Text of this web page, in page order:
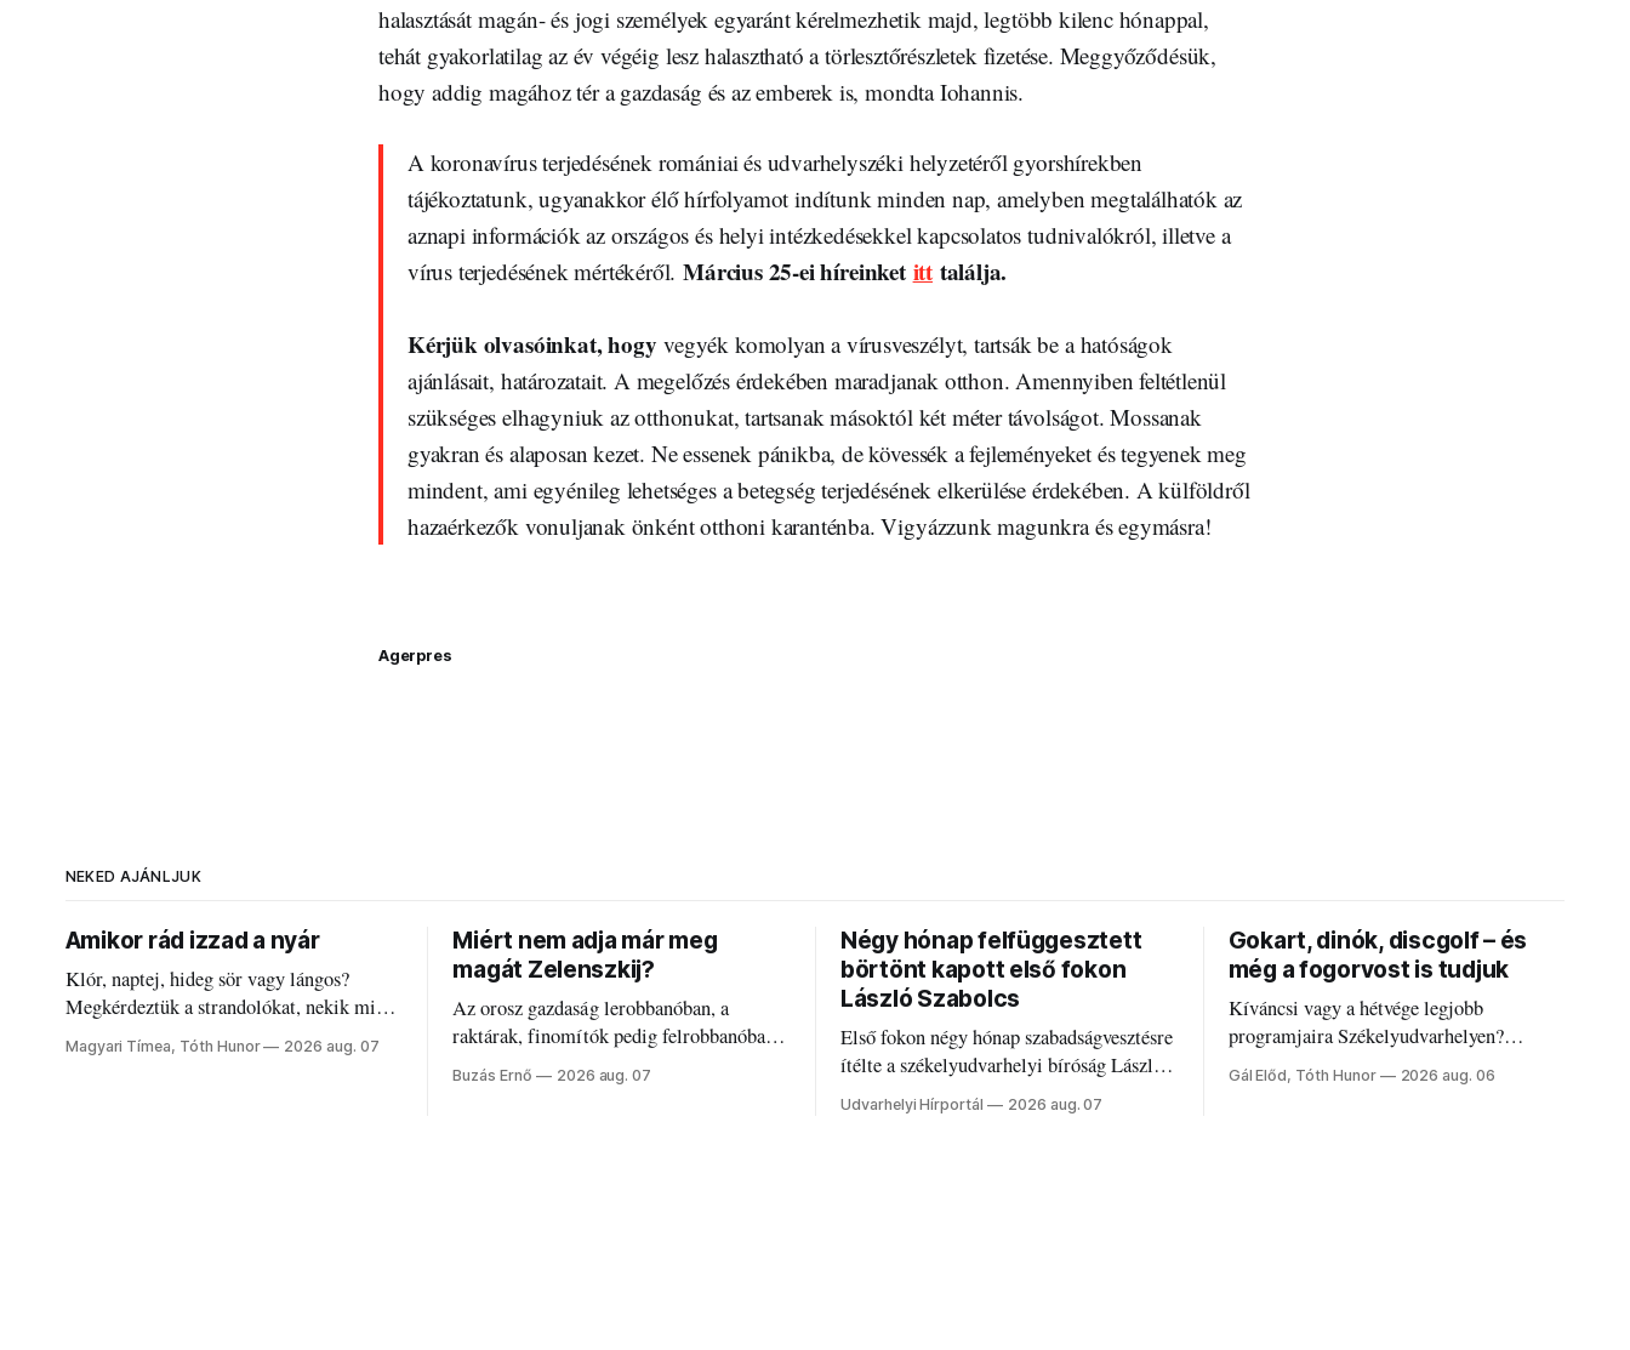
halasztását magán- és jogi személyek egyaránt kérelmezhetik majd, legtöbb kilenc hónappal,
tehát gyakorlatilag az év végéig lesz halasztható a törlesztőrészletek fizetése. Meggyőződésük,
hogy addig magához tér a gazdaság és az emberek is, mondta Iohannis.
A koronavírus terjedésének romániai és udvarhelyszéki helyzetéről gyorshírekben
tájékoztatunk, ugyanakkor élő hírfolyamot indítunk minden nap, amelyben megtalálhatók az
aznapi információk az országos és helyi intézkedésekkel kapcsolatos tudnivalókról, illetve a
vírus terjedésének mértékéről.Március 25-ei híreinket itt találja.
Kérjük olvasóinkat, hogyvegyék komolyan a vírusveszélyt, tartsák be a hatóságok
ajánlásait, határozatait. A megelőzés érdekében maradjanak otthon. Amennyiben feltétlenül
szükséges elhagyniuk az otthonukat, tartsanak másoktól két méter távolságot. Mossanak
gyakran és alaposan kezet. Ne essenek pánikba, de kövessék a fejleményeket és tegyenek meg
mindent, ami egyénileg lehetséges a betegség terjedésének elkerülése érdekében. A külföldről
hazaérkezők vonuljanak önként otthoni karanténba. Vigyázzunk magunkra és egymásra!
Agerpres
NEKED AJÁNLJUK
Amikor rád izzad a nyár
Klór, naptej, hideg sör vagy lángos?
Megkérdeztük a strandolókat, nekik mi
jelenti a nyarat, és hogyan bírják a
kánikulát.
Magyari Tímea, Tóth Hunor 2026 aug. 07
Miért nem adja már meg
magát Zelenszkij?
Az orosz gazdaság lerobbanóban, a
raktárak, finomítók pedig felrobbanóban.
Akárcsak az ukrán népharag, amikor
elégedetlen vezetőivel.
Buzás Ernő 2026 aug. 07
Négy hónap felfüggesztett
börtönt kapott első fokon
László Szabolcs
Első fokon négy hónap szabadságvesztésre
ítélte a székelyudvarhelyi bíróság László
Szabolcsot.
Udvarhelyi Hírportál 2026 aug. 07
Gokart, dinók, discgolf – és
még a fogorvost is tudjuk
Kíváncsi vagy a hétvége legjobb
programjaira Székelyudvarhelyen?
Nálunk megtalálod őket – sőt, ha baj van a
fogaddal, a fogorvosi ügyeletet is!
Gál Előd, Tóth Hunor 2026 aug. 06